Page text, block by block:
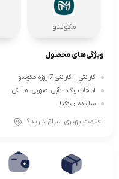
مکوندو
ویژگی‌های محصول
گارانتی : گارانتی 7 روزه مکوندو
انتخاب رنگ : آبی, صورتی, مشکی
سازنده : نوکیا
قیمت بهتری سراغ دارید؟